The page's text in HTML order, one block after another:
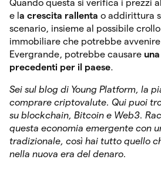
Quando questa si verifica i prezzi
e l a crescita rallenta o addirittura
scenario, insieme al possibile
immobiliare che potrebbe
Evergrande, potrebbe causare
precedenti per il paese.
Sei sul blog di Young Platform, la
comprare criptovalute. Qui puoi
su blockchain, Bitcoin e Web3.
questa economia emergente con
tradizionale, così hai tutto quello
nella nuova era del denaro.